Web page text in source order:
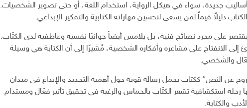
جديدة، سواء في هيكل الرواية، استخدام اللغة، أو حتى تصوير الشخصيات.
دليلاً قيماً لمن يسعى لتحسين مهاراته الكتابية والتفكير الإبداعي.
يقتصر على مجرد نصائح فنية، بل يلامس أيضاً جوانبًا نفسية وعاطفية لدى الكتّاب.
إلى الانفتاح على مشاعره وأفكاره الشخصية، مُشيرًا إلى أن الكتابة هي وسيلة
والشخصي.
عن النص” ككتاب يحمل رسالة قوية حول أهمية التجديد والإبداع في ميدان
رحلة استكشافية تشعر الكتّاب بالحماس والرغبة في تحقيق تأثير فعّال ومستدام
والكتابة.